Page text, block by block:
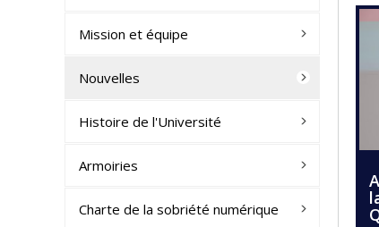
Mission et équipe
Nouvelles
Histoire de l'Université
Armoiries
Charte de la sobriété numérique